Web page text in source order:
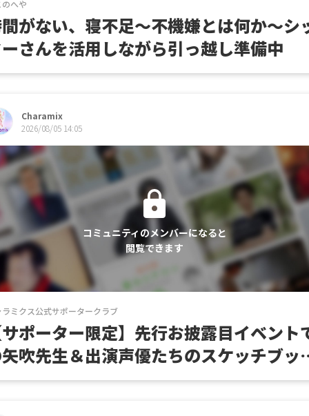
へや
がない、寝不足～不機嫌とは何か～シ
さんを活用しながら引っ越し準備中
Charamix
2026/08/05 14:05
コミュニティのメンバーになると
閲覧できます
ラミクス公式サポータークラブ
ポーター限定】先行お披露目イベント
吹先生＆出演声優たちのスケッチブッ
開